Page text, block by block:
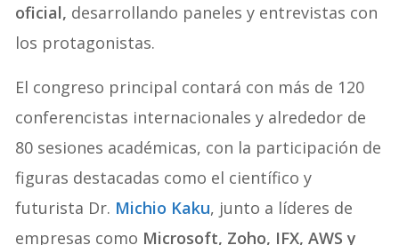
oficial, desarrollando paneles y entrevistas con
los protagonistas.
El congreso principal contará con más de 120
conferencistas internacionales y alrededor de
80 sesiones académicas, con la participación de
figuras destacadas como el científico y
futurista Dr. Michio Kaku, junto a líderes de
empresas como Microsoft, Zoho, IFX, AWS y